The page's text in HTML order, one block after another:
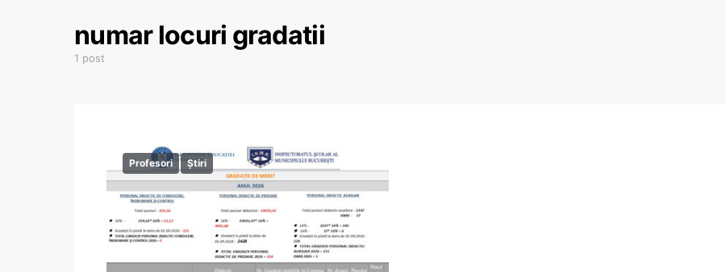
numar locuri gradatii
1 post
Profesori Știri